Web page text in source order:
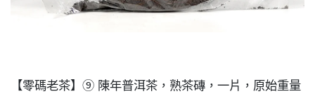
【零碼老茶】⑨ 陳年普洱茶，熟茶磚，一片，原始重量